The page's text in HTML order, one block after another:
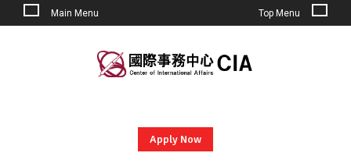
Main Menu Top Menu
Apply Now